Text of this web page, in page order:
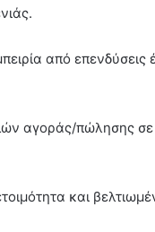
από επενδύσεις
αγοράς/πώλησης σε
και